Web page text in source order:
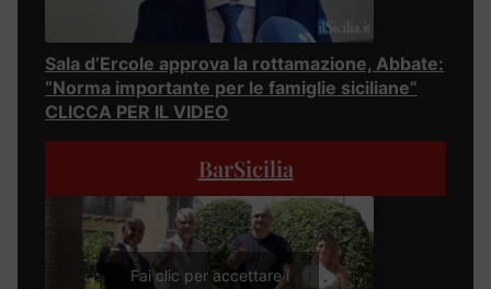
Sala d’Ercole approva la rottamazione, Abbate:
“Norma importante per le famiglie siciliane”
CLICCA PER IL VIDEO
BarSicilia
Fai clic per accettare i